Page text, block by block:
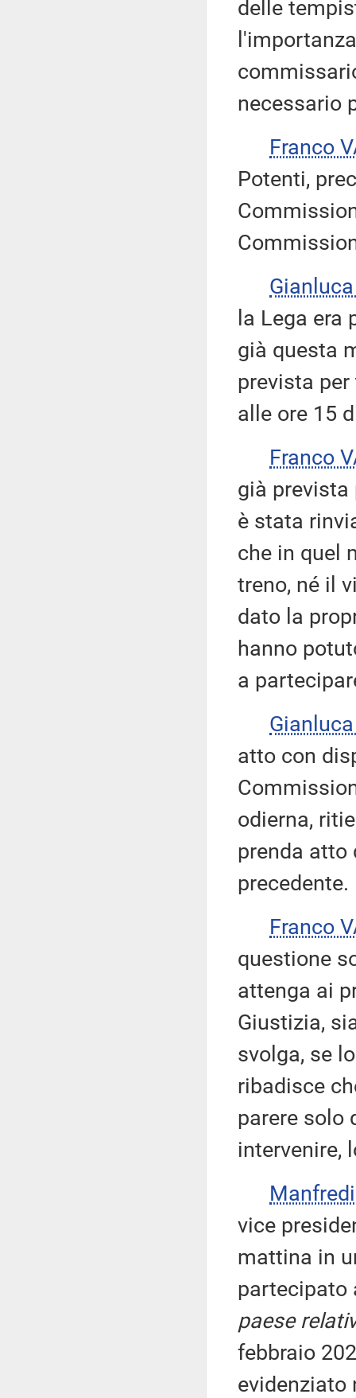
delle
necessario
Franco
Potenti,
la Lega
già questa
prevista
alle ore 15
Franco
già prevista
è stata
che in quel
treno, né il
dato la
hanno
a
atto con
odierna,
prenda atto
precedente.
Franco
questione
attenga ai
Giustizia,
svolga, se
ribadisce
parere solo
intervenire,
vice
mattina in
partecipato
paese
febbraio
evidenziato